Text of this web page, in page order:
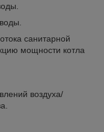
санитарной
мощности котла
воздуха/